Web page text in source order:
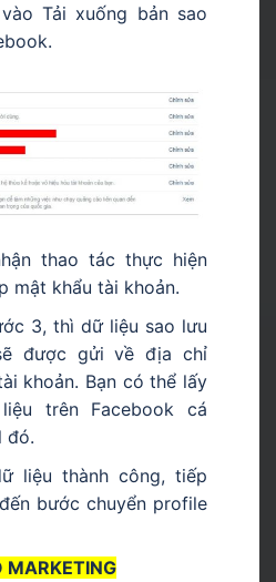
Tải xuống bản sao
thao tác thực hiện
mật khẩu tài khoản.
3, thì dữ liệu sao lưu
được gửi về địa chỉ
khoản. Bạn có thể lấy
trên Facebook cá
đó.
liệu thành công, tiếp
bước chuyển profile
MARKETING